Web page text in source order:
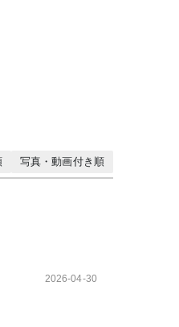
写真・動画付き順
2026-04-30